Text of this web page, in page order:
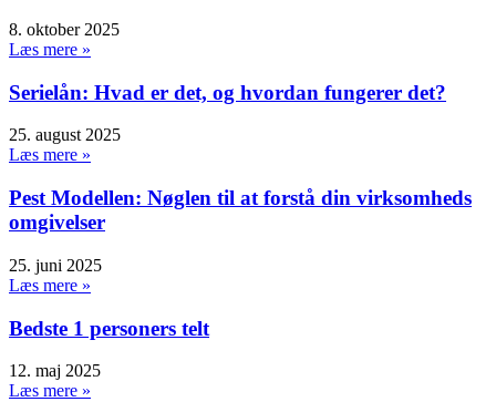
8. oktober 2025
Læs mere »
Serielån: Hvad er det, og hvordan fungerer det?
25. august 2025
Læs mere »
Pest Modellen: Nøglen til at forstå din virksomheds
omgivelser
25. juni 2025
Læs mere »
Bedste 1 personers telt
12. maj 2025
Læs mere »